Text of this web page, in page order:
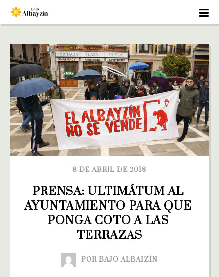
8 DE ABRIL DE 2018
PRENSA: ULTIMÁTUM AL
AYUNTAMIENTO PARA QUE
PONGA COTO A LAS
TERRAZAS
POR BAJO ALBAIZÍN